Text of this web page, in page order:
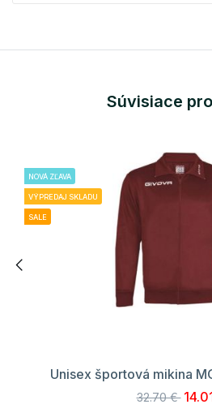
Súvisiace
NOVÁ ZĽAVA
VÝPREDAJ SKLADU
SALE
Unisex športová mikina
32.70 €